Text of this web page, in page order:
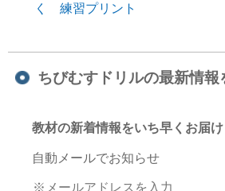
く 練習プリント
ちびむすドリルの最新情報
教材の新着情報をいち早くお届け
自動メールでお知らせ